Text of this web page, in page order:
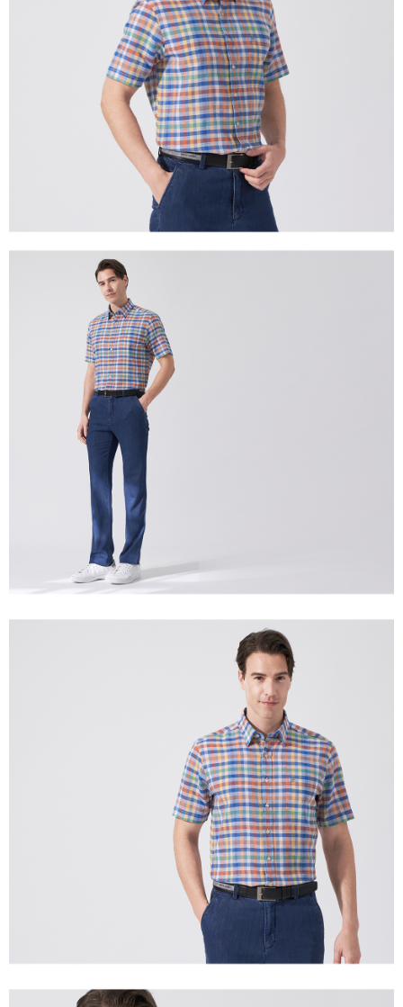
每筆NT$80，滿NT$1,200(含以上)免運費
每筆NT$80，滿NT$1,200(含以上)免運費